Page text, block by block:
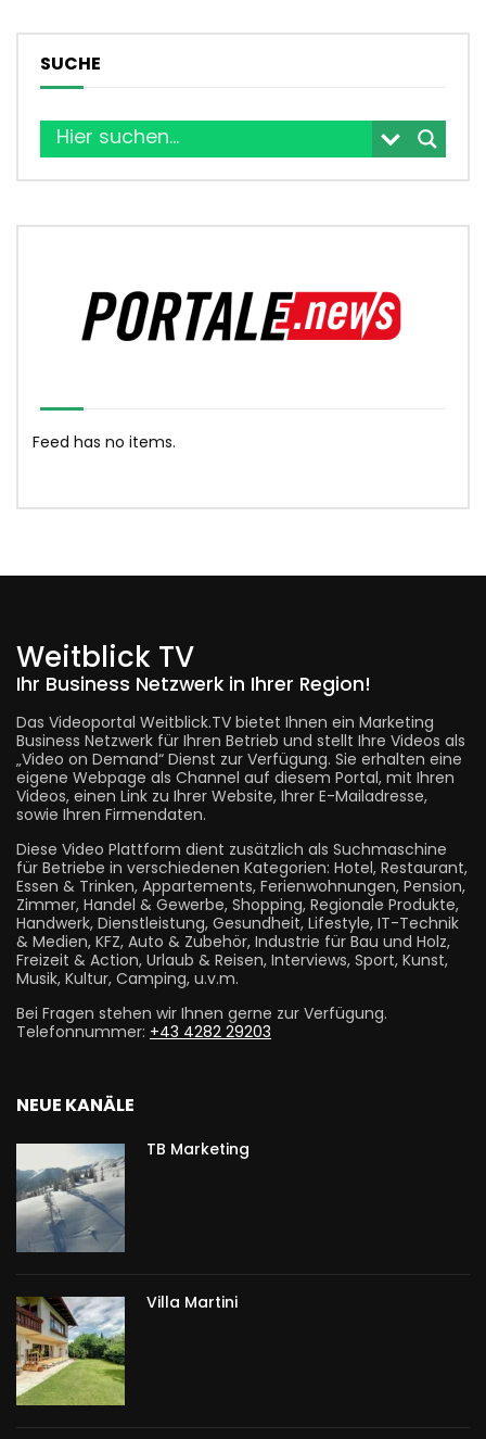
SUCHE
Feed has no items.
Weitblick TV
Ihr Business Netzwerk in Ihrer Region!
Das Videoportal Weitblick.TV bietet Ihnen ein Marketing
Business Netzwerk für Ihren Betrieb und stellt Ihre Videos als
„Video on Demand“ Dienst zur Verfügung. Sie erhalten eine
eigene Webpage als Channel auf diesem Portal, mit Ihren
Videos, einen Link zu Ihrer Website, Ihrer E-Mailadresse,
sowie Ihren Firmendaten.
Diese Video Plattform dient zusätzlich als Suchmaschine
für Betriebe in verschiedenen Kategorien: Hotel, Restaurant,
Essen & Trinken, Appartements, Ferienwohnungen, Pension,
Zimmer, Handel & Gewerbe, Shopping, Regionale Produkte,
Handwerk, Dienstleistung, Gesundheit, Lifestyle, IT-Technik
& Medien, KFZ, Auto & Zubehör, Industrie für Bau und Holz,
Freizeit & Action, Urlaub & Reisen, Interviews, Sport, Kunst,
Musik, Kultur, Camping, u.v.m.
Bei Fragen stehen wir Ihnen gerne zur Verfügung.
Telefonnummer: +43 4282 29203
NEUE KANÄLE
TB Marketing
Villa Martini